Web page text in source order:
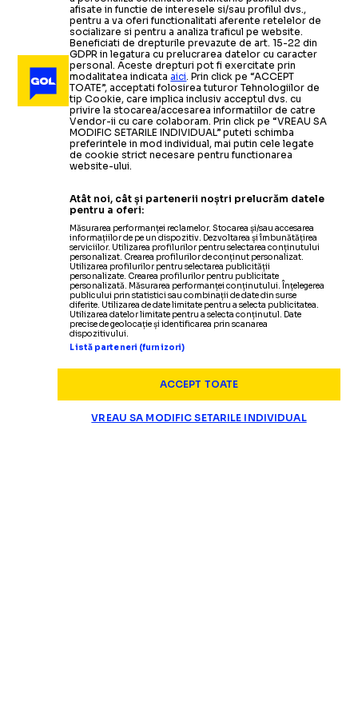
afisate in functie de interesele si/sau profilul dvs.,
pentru a va oferi functionalitati aferente retelelor de
socializare si pentru a analiza traficul pe website.
Beneficiati de drepturile prevazute de art. 15-22 din
GDPR in legatura cu prelucrarea datelor cu caracter
personal. Aceste drepturi pot fi exercitate prin
modalitatea indicataaici. Prin click pe “ACCEPT
TOATE”, acceptati folosirea tuturor Tehnologiilor de
tip Cookie, care implica inclusiv acceptul dvs. cu
privire la stocarea/accesarea informatiilor de catre
Vendor-ii cu care colaboram. Prin click pe “VREAU SA
MODIFIC SETARILE INDIVIDUAL” puteti schimba
preferintele in mod individual, mai putin cele legate
de cookie strict necesare pentru functionarea
website-ului.
Atât noi, cât și partenerii noștri prelucrăm datele
pentru a oferi:
Măsurarea performanței reclamelor. Stocarea și/sau accesarea
informațiilor de pe un dispozitiv. Dezvoltarea și îmbunătățirea
serviciilor. Utilizarea profilurilor pentru selectarea conținutului
personalizat. Crearea profilurilor de conținut personalizat.
Utilizarea profilurilor pentru selectarea publicității
personalizate. Crearea profilurilor pentru publicitate
personalizată. Măsurarea performanței conținutului. Înțelegerea
publicului prin statistici sau combinații de date din surse
diferite. Utilizarea de date limitate pentru a selecta publicitatea.
Utilizarea datelor limitate pentru a selecta conținutul. Date
precise de geolocație și identificarea prin scanarea
dispozitivului.
Listă parteneri (furnizori)
ACCEPT TOATE
VREAU SA MODIFIC SETARILE INDIVIDUAL